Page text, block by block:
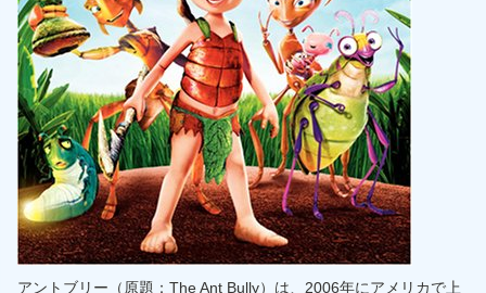
アントブリー（原題：The Ant Bully）は、2006年にアメリカで上